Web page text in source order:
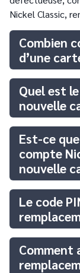
Nickel Classic,
Combien
d’une
Quel est
nouvelle
Est-ce
compte
nouvelle
Le code
Comment